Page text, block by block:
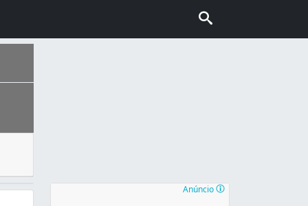
Anúncio